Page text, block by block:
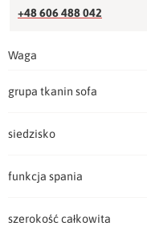
+48 606 488 042
Waga
grupa tkanin sofa
siedzisko
funkcja spania
szerokość całkowita